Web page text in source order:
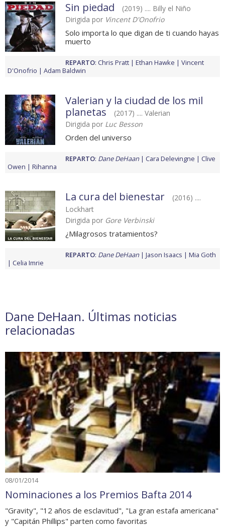
Sin piedad
(2019) .... Billy el Niño
Dirigida por Vincent D'Onofrio
Solo importa lo que digan de ti cuando hayas
muerto
REPARTO: Chris Pratt Ethan Hawke
Vincent
D'Onofrio
Adam Baldwin
Valerian y la ciudad de los mil
planetas
(2017) .... Valerian
Dirigida por Luc Besson
Orden del universo
REPARTO: Dane DeHaan Cara Delevingne
Clive
Owen
Rihanna
La cura del bienestar
(2016) ....
Lockhart
Dirigida por Gore Verbinski
¿Milagrosos tratamientos?
REPARTO: Dane DeHaan Jason Isaacs
Mia Goth
Celia Imrie
Dane DeHaan. Últimas noticias
relacionadas
08/01/2014
Nominaciones a los Premios Bafta 2014
"Gravity", "12 años de esclavitud", "La gran estafa americana"
y "Capitán Phillips" parten como favoritas